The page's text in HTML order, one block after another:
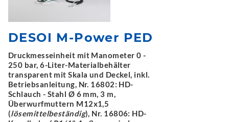
DESOI M-Power PED
Druckmesseinheit mit Manometer 0 -
250 bar, 6-Liter-Materialbehälter
transparent mit Skala und Deckel, inkl.
Betriebsanleitung, Nr. 16802: HD-
Schlauch - Stahl Ø 6 mm, 3 m,
Überwurfmuttern M12x1,5
(lösemittelbeständig), Nr. 16806: HD-